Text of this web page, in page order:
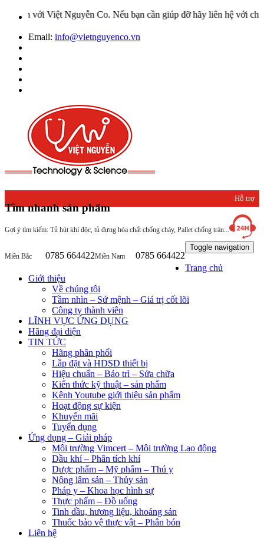
Nguyễn Co. Nếu bạn cần giúp đỡ hãy liên hệ với chúng tôi qua
Email: info@vietnguyenco.vn
Tìm nhanh sản phẩm
Gợi ý tìm kiếm: Tủ hút khí độc, tủ đựng hóa chất chống cháy, Pallet chống tràn...
Hỗ trợ
khách
hàng
Miền Bắc 0785 664422Miền Nam 0785 664422
Toggle navigation
Trang chủ
Giới thiệu
Về chúng tôi
Tầm nhìn – Sứ mệnh – Giá trị cốt lõi
Công ty thành viên
LĨNH VỰC ỨNG DỤNG
Hãng đại diện
TIN TỨC
Hãng phân phối
Lắp đặt và HDSD thiết bị
Hiệu chuẩn – Bảo trì – Sửa chữa
Kiến thức kỹ thuật – sản phẩm
Kênh Youtube giới thiệu sản phẩm
Hoạt động sự kiện
Khuyến mãi
Tuyển dụng
Ứng dụng – Giải pháp
Môi trường Vimcert – Môi trường Lao động
Dầu khí – Phân tích khí
Dược phẩm – Mỹ phẩm – Thú y
Nông lâm sản – Thủy sản
Pháp y – Khoa học hình sự
Thực phẩm – Đồ uống
Tinh dầu, hương liệu, khoáng sản
Thuốc bảo vệ thực vật – Phân bón
Liên hệ